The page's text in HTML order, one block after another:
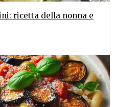
ricetta della nonna e